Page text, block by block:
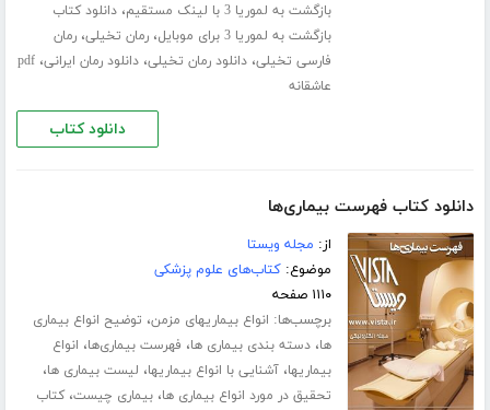
بازگشت به لموریا 3 با لینک مستقیم
،دانلود کتاب
بازگشت به لموریا 3 برای موبایل
،رمان تخیلی،رمان
فارسی تخیلی،دانلود رمان تخیلی،دانلود رمان ایرانی،pdf
عاشقانه
دانلود کتاب
دانلود کتاب فهرست بیماری‌ها
از: مجله ویستا
موضوع:کتاب‌های علوم پزشکی
۱۱۱۰ صفحه
برچسب‌ها: انواع بیماریهای مزمن، توضیح انواع بیماری
ها،دسته بندی بیماری ها، فهرست بیماری‌ها، انواع
بیماریها،آشنایی با انواع بیماریها، لیست بیماری ها،
تحقیق در مورد انواع بیماری ها،بیماری چیست،کتاب